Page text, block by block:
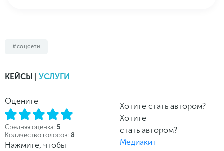
соцсети
КЕЙСЫ | УСЛУГИ
Оцените
Средняя оценка: 5
Количество голосов: 8
Нажмите, чтобы
Хотите стать автором?
Хотите
стать автором?
Медиакит